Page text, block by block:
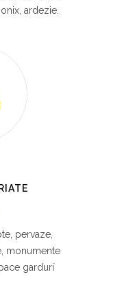
ardezie.
pervaze,
monumente
garduri